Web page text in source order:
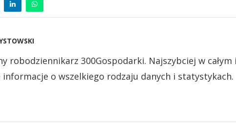
robodziennikarz 300Gospodarki. Najszybciej w
o wszelkiego rodzaju danych i statystykach.